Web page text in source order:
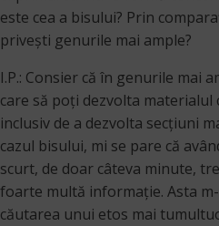
este cea a bisului? Prin
priveşti genurile mai ample?
I.P.: Consier că în genurile mai
care să poți dezvolta materialul
inclusiv de a dezvolta secțiuni
cazul bisului, mi se pare că
scurt, de doar câteva minute,
foarte multă informație. Asta
căutarea unui etos mai